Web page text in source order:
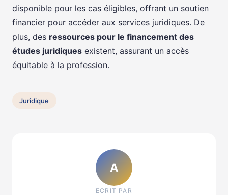
disponible pour les cas éligibles, offrant un soutien
financier pour accéder aux services juridiques. De
plus, des ressources pour le financement des
études juridiques existent, assurant un accès
équitable à la profession.
Juridique
A
ECRIT PAR